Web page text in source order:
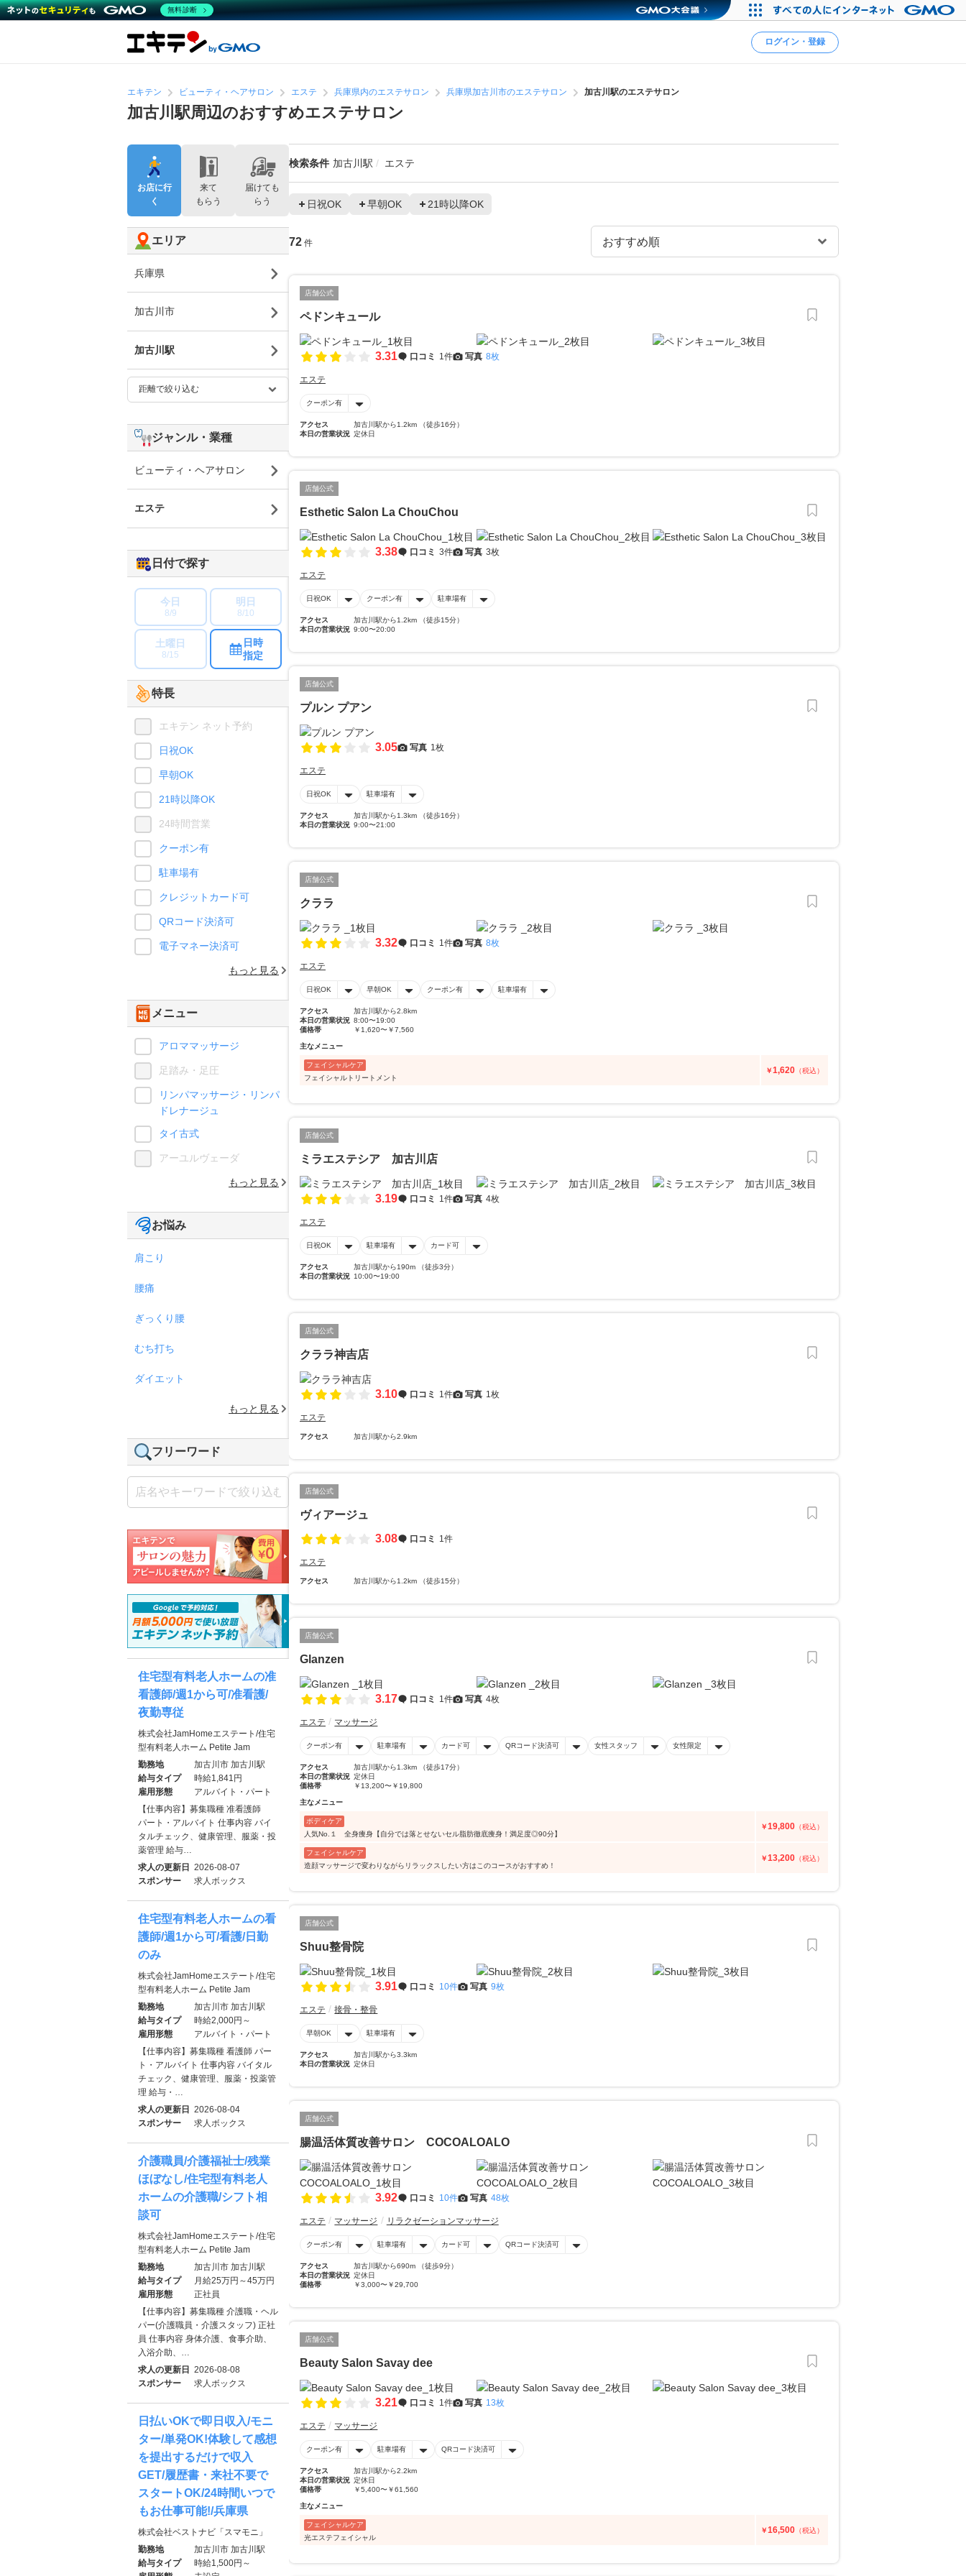
ログイン・登録
エキテン ビューティ・ヘアサロン エステ 兵庫県内のエステサロン 兵庫県加古川市のエステサロン 加古川駅のエステサロン
加古川駅周辺のおすすめエステサロン
検索条件 加古川駅 エステ
日祝OK 早朝OK 21時以降OK
72 件
店舗公式
ペドンキュール
3.31 口コミ 1件 写真 8枚
エステ
クーポン有
アクセス
加古川駅から1.2km （徒歩16分）
本日の営業状況 定休日
店舗公式
Esthetic Salon La ChouChou
3.38 口コミ 3件 写真 3枚
エステ
日祝OK クーポン有 駐車場有
アクセス
加古川駅から1.2km （徒歩15分）
本日の営業状況 9:00〜20:00
店舗公式
プルン プアン
3.05 写真 1枚
エステ
日祝OK 駐車場有
アクセス
加古川駅から1.3km （徒歩16分）
本日の営業状況 9:00〜21:00
店舗公式
クララ
3.32 口コミ 1件 写真 8枚
エステ
日祝OK 早朝OK クーポン有 駐車場有
アクセス
加古川駅から2.8km
本日の営業状況 8:00〜19:00
価格帯
￥1,620〜￥7,560
主なメニュー
フェイシャルケア
フェイシャルトリートメント
￥1,620 （税込）
店舗公式
ミラエステシア 加古川店
3.19 口コミ 1件 写真 4枚
エステ
日祝OK 駐車場有 カード可
アクセス
加古川駅から190m （徒歩3分）
本日の営業状況 10:00〜19:00
店舗公式
クララ神吉店
3.10 口コミ 1件 写真 1枚
エステ
アクセス 加古川駅から2.9km
店舗公式
ヴィアージュ
3.08
口コミ 1件
エステ
アクセス 加古川駅から1.2km （徒歩15分）
店舗公式
Glanzen
3.17 口コミ 1件 写真 4枚
エステ マッサージ
クーポン有 駐車場有 カード可 QRコード決済可 女性スタッフ 女性限定
アクセス
加古川駅から1.3km （徒歩17分）
本日の営業状況 定休日
価格帯
￥13,200〜￥19,800
主なメニュー
ボディケア
人気No.１ 全身痩身【自分では落とせないセル脂肪徹底痩身！満足度◎90分】
￥19,800 （税込）
フェイシャルケア
造顔マッサージで変わりながらリラックスしたい方はこのコースがおすすめ！
￥13,200 （税込）
店舗公式
Shuu整骨院
3.91 口コミ 10件 写真 9枚
エステ 接骨・整骨
早朝OK 駐車場有
アクセス
加古川駅から3.3km
本日の営業状況 定休日
店舗公式
腸温活体質改善サロン COCOALOALO
3.92 口コミ 10件 写真 48枚
エステ マッサージ リラクゼーションマッサージ
クーポン有 駐車場有 カード可 QRコード決済可
アクセス
加古川駅から690m （徒歩9分）
本日の営業状況 定休日
価格帯
￥3,000〜￥29,700
店舗公式
Beauty Salon Savay dee
3.21 口コミ 1件 写真 13枚
エステ マッサージ
クーポン有 駐車場有 QRコード決済可
アクセス
加古川駅から2.2km
本日の営業状況 定休日
価格帯
￥5,400〜￥61,560
主なメニュー
フェイシャルケア
光エステフェイシャル
￥16,500 （税込）
お店に行
く
来て
もらう
届けても
らう
エリア
兵庫県
加古川市
加古川駅
ジャンル・業種
ビューティ・ヘアサロン
エステ
日付で探す
今日
8/9
明日
8/10
土曜日
8/15
日時
指定
特長
エキテン ネット予約
日祝OK
早朝OK
21時以降OK
24時間営業
クーポン有
駐車場有
クレジットカード可
QRコード決済可
電子マネー決済可
もっと見る
メニュー
アロママッサージ
足踏み・足圧
リンパマッサージ・リンパ
ドレナージュ
タイ古式
アーユルヴェーダ
もっと見る
お悩み
肩こり
腰痛
ぎっくり腰
むち打ち
ダイエット
もっと見る
フリーワード
住宅型有料老人ホームの准
看護師/週1から可/准看護/
夜勤専従
株式会社JamHomeエステート/住宅
型有料老人ホーム Petite Jam
勤務地
加古川市 加古川駅
給与タイプ
時給1,841円
雇用形態
アルバイト・パート
【仕事内容】募集職種 准看護師
パート・アルバイト 仕事内容 バイ
タルチェック、健康管理、服薬・投
薬管理 給与…
求人の更新日 2026-08-07
スポンサー
求人ボックス
住宅型有料老人ホームの看
護師/週1から可/看護/日勤
のみ
株式会社JamHomeエステート/住宅
型有料老人ホーム Petite Jam
勤務地
加古川市 加古川駅
給与タイプ
時給2,000円～
雇用形態
アルバイト・パート
【仕事内容】募集職種 看護師 パー
ト・アルバイト 仕事内容 バイタル
チェック、健康管理、服薬・投薬管
理 給与・…
求人の更新日 2026-08-04
スポンサー
求人ボックス
介護職員/介護福祉士/残業
ほぼなし/住宅型有料老人
ホームの介護職/シフト相
談可
株式会社JamHomeエステート/住宅
型有料老人ホーム Petite Jam
勤務地
加古川市 加古川駅
給与タイプ
月給25万円～45万円
雇用形態
正社員
【仕事内容】募集職種 介護職・ヘル
パー(介護職員・介護スタッフ) 正社
員 仕事内容 身体介護、食事介助、
入浴介助、…
求人の更新日 2026-08-08
スポンサー
求人ボックス
日払いOKで即日収入/モニ
ター/単発OK!体験して感想
を提出するだけで収入
GET/履歴書・来社不要で
スタートOK/24時間いつで
もお仕事可能!/兵庫県
株式会社ベストナビ「スマモニ」
勤務地
加古川市 加古川駅
給与タイプ
時給1,500円～
無料診断